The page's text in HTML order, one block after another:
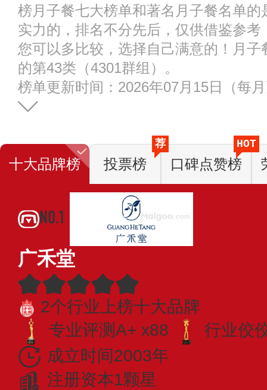
榜月子餐七大榜单和著名月子餐名单
实力的，排名不分先后，仅供借鉴参
您可以多比较，选择自己满意的！月
的第43类（4301群组）。
榜单更新时间：2026年07月15日（每
十大品牌榜 投票榜
荐
口碑点赞榜
HOT
NO.1
广禾堂
2个行业上榜十大品牌
专业评测A+ x88
行业佼
成立时间2003年
注册资本1颗星